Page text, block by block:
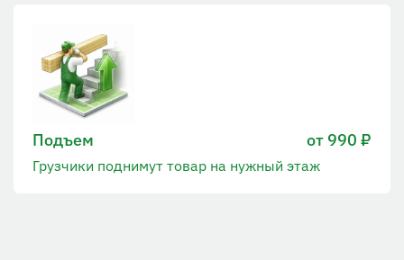
Подъем от 990 ₽
Грузчики поднимут товар на нужный этаж